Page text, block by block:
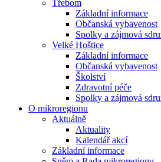
Třebom
Základní informace
Občanská vybavenost
Spolky a zájmová
Velké Hoštice
Základní informace
Občanská vybavenost
Školství
Zdravotní péče
Spolky a zájmová
O mikroregionu
Aktuálně
Aktuality
Kalendář akcí
Základní informace